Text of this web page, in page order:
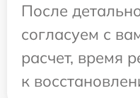
После
согласуем с
расчет, время
к